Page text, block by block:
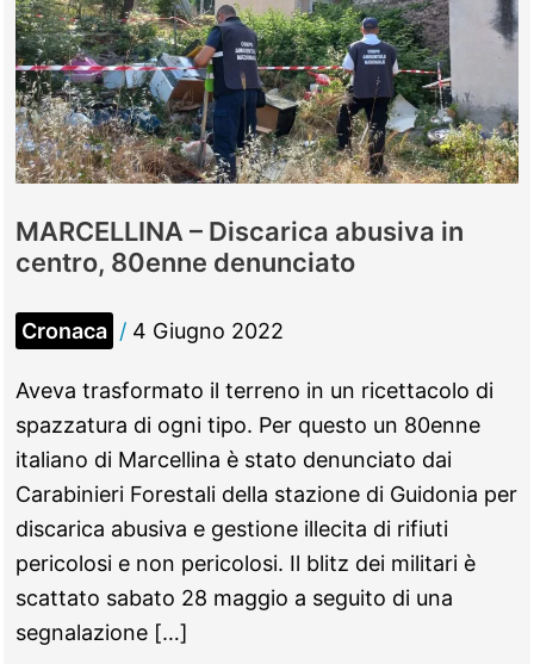
MARCELLINA – Discarica abusiva in
centro, 80enne denunciato
Cronaca / 4 Giugno 2022
Aveva trasformato il terreno in un ricettacolo di
spazzatura di ogni tipo. Per questo un 80enne
italiano di Marcellina è stato denunciato dai
Carabinieri Forestali della stazione di Guidonia per
discarica abusiva e gestione illecita di rifiuti
pericolosi e non pericolosi. Il blitz dei militari è
scattato sabato 28 maggio a seguito di una
segnalazione […]